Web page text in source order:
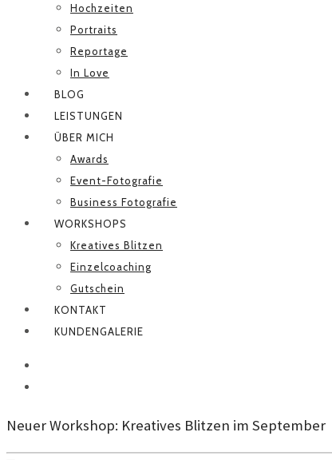
Hochzeiten
Portraits
Reportage
In Love
BLOG
LEISTUNGEN
ÜBER MICH
Awards
Event-Fotografie
Business Fotografie
WORKSHOPS
Kreatives Blitzen
Einzelcoaching
Gutschein
KONTAKT
KUNDENGALERIE
Neuer Workshop: Kreatives Blitzen im September